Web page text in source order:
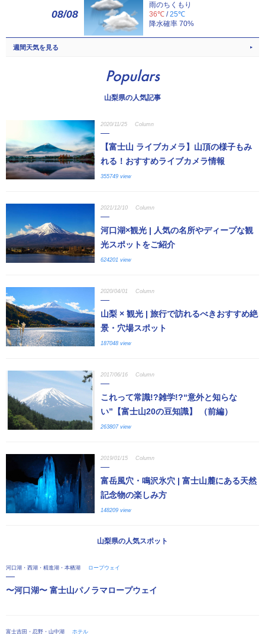
08/08
雨のちくもり
36℃ /25℃
降水確率 70%
週間天気を見る
Populars
山梨県の人気記事
2020/11/25 Column
【富士山 ライブカメラ】山頂の様子もみ
れる！おすすめライブカメラ情報
355749 view
2021/12/10 Column
河口湖×観光 | 人気の名所やディープな観
光スポットをご紹介
624201 view
2020/04/01 Column
山梨 × 観光 | 旅行で訪れるべきおすすめ絶
景・穴場スポット
187048 view
2017/06/16 Column
これって常識!?雑学!?“意外と知らな
い”【富士山20の豆知識】 （前編）
263807 view
2019/01/15 Column
富岳風穴・鳴沢氷穴 | 富士山麓にある天然
記念物の楽しみ方
148209 view
山梨県の人気スポット
河口湖・西湖・精進湖・本栖湖 ロープウェイ
〜河口湖〜 富士山パノラマロープウェイ
富士吉田・忍野・山中湖 ホテル